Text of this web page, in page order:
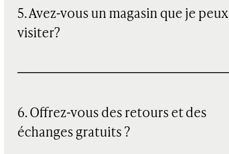
5. Avez-vous un magasin que je peux
visiter?
6. Offrez-vous des retours et des
échanges gratuits ?